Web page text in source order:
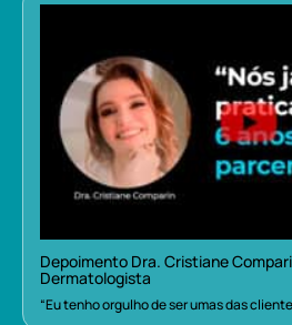
Depoimento Dra. Cristiane
Dermatologista
“Eu tenho orgulho de ser umas das